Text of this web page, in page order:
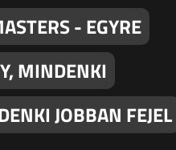
- EGYRE
MINDENKI
JOBBAN FEJEL